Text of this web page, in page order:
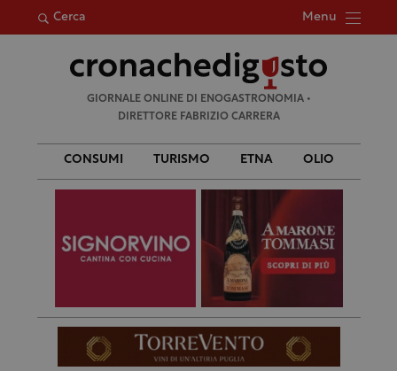
Cerca Menu
per:
GIORNALE ONLINE DI ENOGASTRONOMIA •
DIRETTORE FABRIZIO CARRERA
CONSUMI TURISMO ETNA OLIO